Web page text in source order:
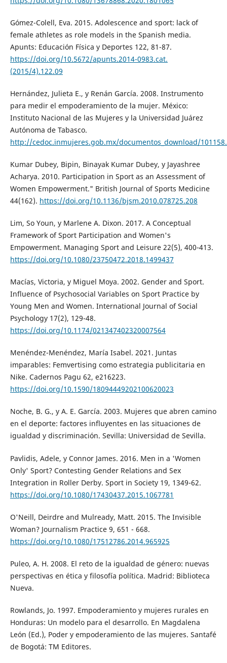
Gómez-Colell, Eva. 2015. Adolescence and sport: lack of
female athletes as role models in the Spanish media.
Apunts: Educación Física y Deportes 122, 81-87.
https://doi.org/10.5672/apunts.2014-0983.cat.
(2015/4).122.09
Hernández, Julieta E., y Renán García. 2008. Instrumento
para medir el empoderamiento de la mujer. México:
Instituto Nacional de las Mujeres y la Universidad Juárez
Autónoma de Tabasco.
http://cedoc.inmujeres.gob.mx/documentos_download/
Kumar Dubey, Bipin, Binayak Kumar Dubey, y Jayashree
Acharya. 2010. Participation in Sport as an Assessment of
Women Empowerment." British Journal of Sports Medicine
44(162). https://doi.org/10.1136/bjsm.2010.078725.208
Lim, So Youn, y Marlene A. Dixon. 2017. A Conceptual
Framework of Sport Participation and Women's
Empowerment. Managing Sport and Leisure 22(5), 400-413.
https://doi.org/10.1080/23750472.2018.1499437
Macías, Victoria, y Miguel Moya. 2002. Gender and Sport.
Influence of Psychosocial Variables on Sport Practice by
Young Men and Women. International Journal of Social
Psychology 17(2), 129-48.
https://doi.org/10.1174/021347402320007564
Menéndez-Menéndez, María Isabel. 2021. Juntas
imparables: Femvertising como estrategia publicitaria en
Nike. Cadernos Pagu 62, e216223.
https://doi.org/10.1590/18094449202100620023
Noche, B. G., y A. E. García. 2003. Mujeres que abren camino
en el deporte: factores influyentes en las situaciones de
igualdad y discriminación. Sevilla: Universidad de Sevilla.
Pavlidis, Adele, y Connor James. 2016. Men in a 'Women
Only' Sport? Contesting Gender Relations and Sex
Integration in Roller Derby. Sport in Society 19, 1349-62.
https://doi.org/10.1080/17430437.2015.1067781
O'Neill, Deirdre and Mulready, Matt. 2015. The Invisible
Woman? Journalism Practice 9, 651 - 668.
https://doi.org/10.1080/17512786.2014.965925
Puleo, A. H. 2008. El reto de la igualdad de género: nuevas
perspectivas en ética y filosofía política. Madrid: Biblioteca
Nueva.
Rowlands, Jo. 1997. Empoderamiento y mujeres rurales en
Honduras: Un modelo para el desarrollo. En Magdalena
León (Ed.), Poder y empoderamiento de las mujeres. Santafé
de Bogotá: TM Editores.